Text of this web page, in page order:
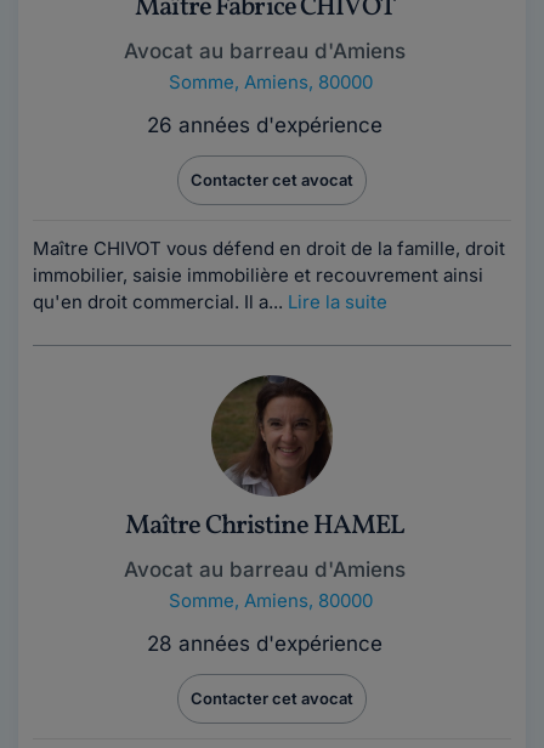
Maître Fabrice CHIVOT
Avocat au barreau d'Amiens
Somme, Amiens, 80000
26 années d'expérience
Contacter cet avocat
Maître CHIVOT vous défend en droit de la famille, droit
immobilier, saisie immobilière et recouvrement ainsi
qu'en droit commercial. Il a... Lire la suite
Maître Christine HAMEL
Avocat au barreau d'Amiens
Somme, Amiens, 80000
28 années d'expérience
Contacter cet avocat